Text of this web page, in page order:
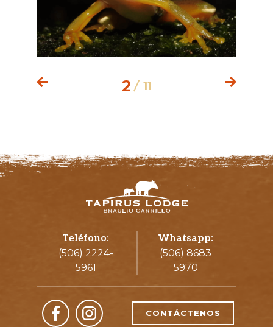
2 11
Teléfono:
(506) 2224-
5961
Whatsapp:
(506) 8683
5970
CONTÁCTENOS